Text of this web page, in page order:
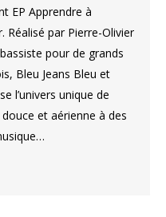
EP Apprendre à
Réalisé par Pierre-Olivier
pour de grands
Bleu Jeans Bleu et
l’univers unique de
et aérienne à des